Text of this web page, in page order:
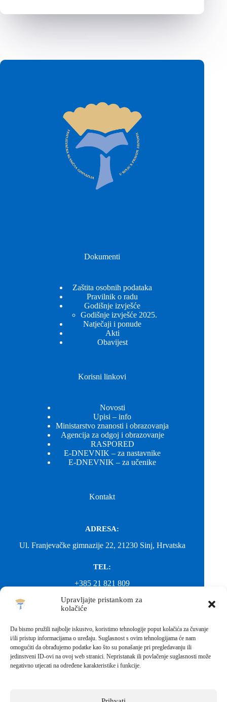
Upravljajte pristankom za
kolačiće
Da bismo pružili najbolje iskustvo, koristimo tehnologije poput kolačića za čuvanje
i/ili pristup informacijama o uređaju. Suglasnost s ovim tehnologijama će nam
omogućiti da obrađujemo podatke kao što su ponašanje pri pregledavanju ili
jedinstveni ID-ovi na ovoj web stranici. Nepristanak ili povlačenje suglasnosti može
negativno utjecati na određene karakteristike i funkcije.
Dokumenti
Zaštita osobnih podataka
Pravilnik o radu
Godišnje izvješće
Godišnje izvješće 2025.
Natječaji i ponude
Akti
Obavijest
Korisni linkovi
Novosti
Upisi – info
Ministarstvo znanosti i obrazovanja
Agencija za odgoj i obrazovanje
RASPORED
E-DNEVNIK – za nastavnike
E-DNEVNIK – za učenike
Kontakt
ADRESA:
Ul. Franjevačke gimnazije 22, 21230 Sinj, Hrvatska
TEL:
+385 21 821 809
EMAIL:
EMAIL:
fkgsinj@gmail.com
Svako neovlašteno preuzimanje fotografija i sadržaja s ove web